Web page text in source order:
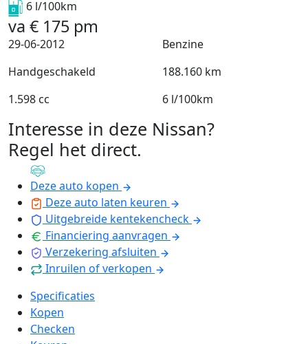
6 l/100km
va € 175 pm
29-06-2012
Benzine
Handgeschakeld
188.160 km
1.598 cc
6 l/100km
Interesse in deze Nissan?
Regel het direct.
Deze auto kopen
Deze auto laten keuren
Uitgebreide kentekencheck
Financiering aanvragen
Verzekering afsluiten
Inruilen of verkopen
Specificaties
Kopen
Checken